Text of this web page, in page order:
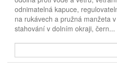
odnimatelná kapuce,
na rukávech a pružná manžeta
stahování v dolním okraji, čern...